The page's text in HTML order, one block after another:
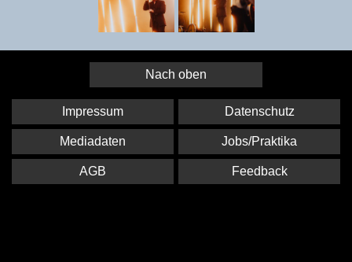
Nach oben
Impressum Datenschutz
Mediadaten Jobs/Praktika
AGB Feedback